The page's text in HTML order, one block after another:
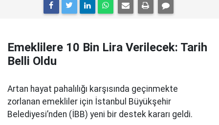
Emeklilere 10 Bin Lira Verilecek: Tarih
Belli Oldu
Artan hayat pahalılığı karşısında geçinmekte
zorlanan emekliler için İstanbul Büyükşehir
Belediyesi’nden (İBB) yeni bir destek kararı geldi.